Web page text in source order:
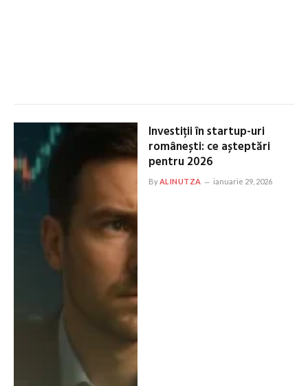
Investiții în startup-uri
românești: ce așteptări
pentru 2026
ByALINUTZA ianuarie 29, 2026